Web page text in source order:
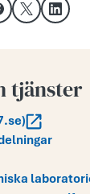
e-post
på
Dela på X
Dela
tjänster